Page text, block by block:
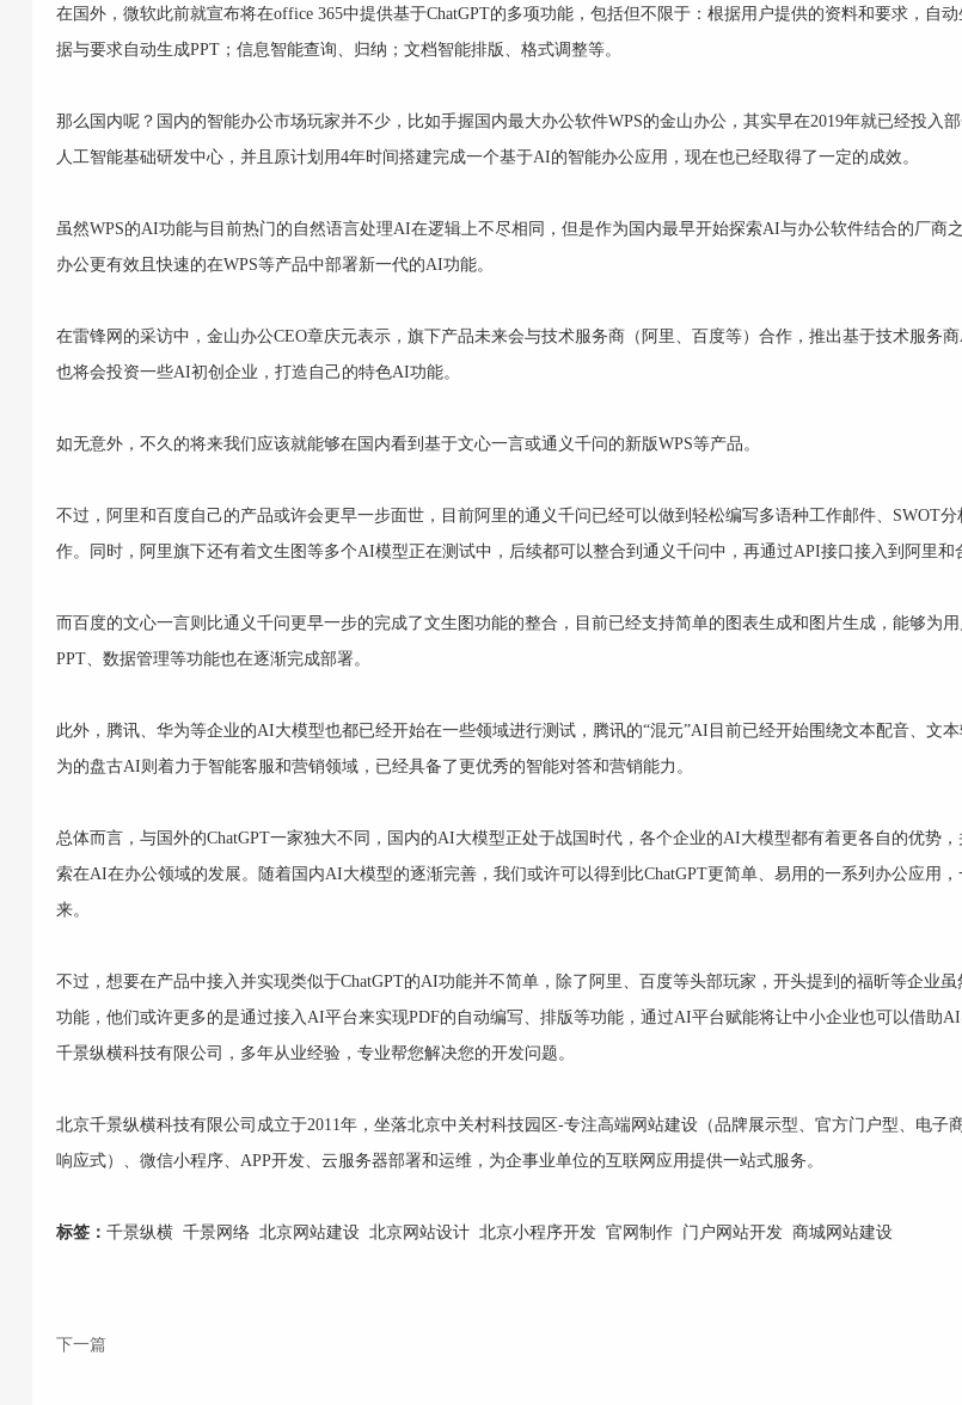
在国外，微软此前就宣布将在office 365中提供基于ChatGPT的多项功能，包括但不限于：根据用户提供的资料和要求，自
据与要求自动生成PPT；信息智能查询、归纳；文档智能排版、格式调整等。
那么国内呢？国内的智能办公市场玩家并不少，比如手握国内最大办公软件WPS的金山办公，其实早在2019年就已经投入
人工智能基础研发中心，并且原计划用4年时间搭建完成一个基于AI的智能办公应用，现在也已经取得了一定的成效。
虽然WPS的AI功能与目前热门的自然语言处理AI在逻辑上不尽相同，但是作为国内最早开始探索AI与办公软件结合的厂商
办公更有效且快速的在WPS等产品中部署新一代的AI功能。
在雷锋网的采访中，金山办公CEO章庆元表示，旗下产品未来会与技术服务商（阿里、百度等）合作，推出基于技术服务
也将会投资一些AI初创企业，打造自己的特色AI功能。
如无意外，不久的将来我们应该就能够在国内看到基于文心一言或通义千问的新版WPS等产品。
不过，阿里和百度自己的产品或许会更早一步面世，目前阿里的通义千问已经可以做到轻松编写多语种工作邮件、SWOT
作。同时，阿里旗下还有着文生图等多个AI模型正在测试中，后续都可以整合到通义千问中，再通过API接口接入到阿里和
而百度的文心一言则比通义千问更早一步的完成了文生图功能的整合，目前已经支持简单的图表生成和图片生成，能够为
PPT、数据管理等功能也在逐渐完成部署。
此外，腾讯、华为等企业的AI大模型也都已经开始在一些领域进行测试，腾讯的“混元”AI目前已经开始围绕文本配音、文
为的盘古AI则着力于智能客服和营销领域，已经具备了更优秀的智能对答和营销能力。
总体而言，与国外的ChatGPT一家独大不同，国内的AI大模型正处于战国时代，各个企业的AI大模型都有着更各自的优势
索在AI在办公领域的发展。随着国内AI大模型的逐渐完善，我们或许可以得到比ChatGPT更简单、易用的一系列办公应用
来。
不过，想要在产品中接入并实现类似于ChatGPT的AI功能并不简单，除了阿里、百度等头部玩家，开头提到的福昕等企业
功能，他们或许更多的是通过接入AI平台来实现PDF的自动编写、排版等功能，通过AI平台赋能将让中小企业也可以借助AI
千景纵横科技有限公司
，多年从业经验，专业帮您解决您的开发问题。
北京千景纵横科技有限公司 成立于2011年，坐落北京中关村科技园区-专注高端网站建设（品牌展示型、官方门户型、电子商
响应式）、 微信小程序、 APP开发、云服务器部署和运维，为企事业单位的互联网应用提供一站式服务。
标签： 千景纵横 千景网络 北京网站建设 北京网站设计 北京小程序开发 官网制作 门户网站开发 商城网站建设
下一篇